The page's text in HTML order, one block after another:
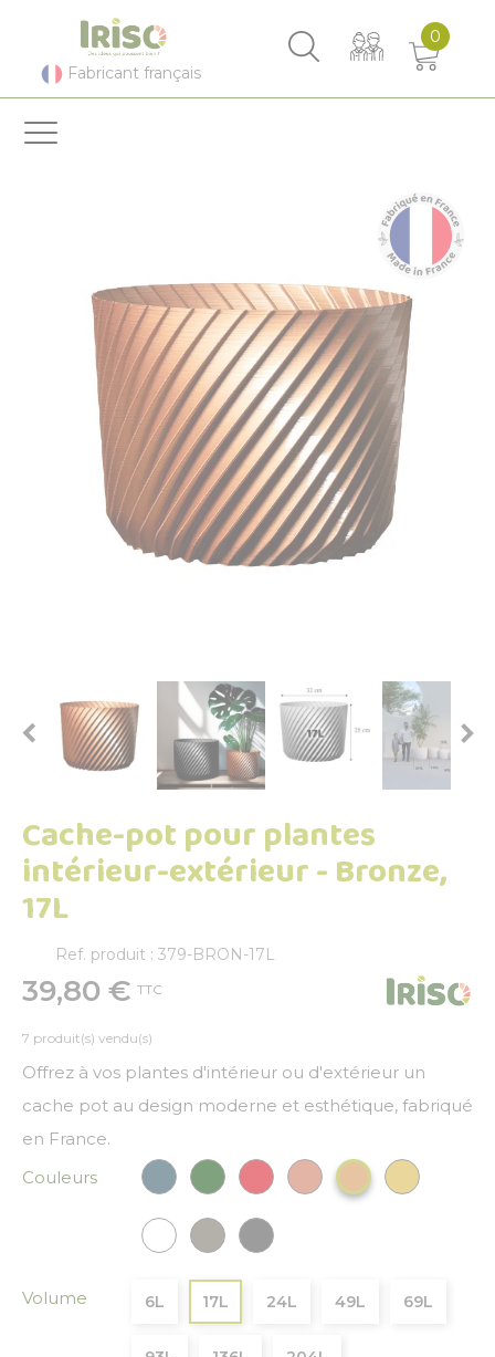
Fabricant français
0
 
Cache-pot pour plantes
intérieur-extérieur - Bronze,
17L
Ref. produit : 379-BRON-17L
39,80 € TTC
7 produit(s) vendu(s)
Offrez à vos plantes d'intérieur ou d'extérieur un
cache pot au design moderne et esthétique, fabriqué
en France.
Couleurs
Bleu paonVert FoncéRougeCuivre BronzeOr
Blanc Gris Gris anthracite
Volume 6L 17L 24L 49L 69L
Panneau de gestion des cookies